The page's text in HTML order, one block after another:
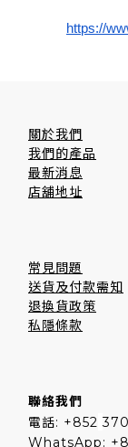
https://
關於我們
我們的產品
最新消息
店舖地址
常見問題
送貨及付款需知
退換貨政策
私隱條款
聯絡我們
電話: +852
WhatsApp: